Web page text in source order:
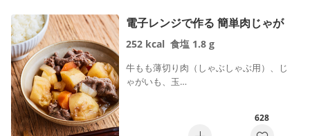
電子レンジで作る 簡単肉じゃが
252 kcal 食塩 1.8 g
牛もも薄切り肉（しゃぶしゃぶ用）、じ
ゃがいも、玉…
628